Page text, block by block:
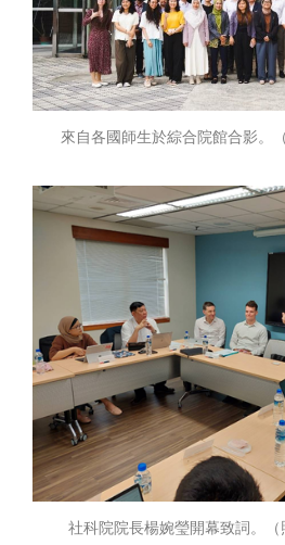
來自各國師生於綜合院館合影。
社科院院長楊婉瑩開幕致詞。（